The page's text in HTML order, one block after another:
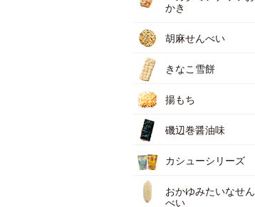
かき
胡麻せんべい
きなこ雪餅
揚もち
磯辺巻醤油味
カシューシリーズ
おかゆみたいなせん
べい